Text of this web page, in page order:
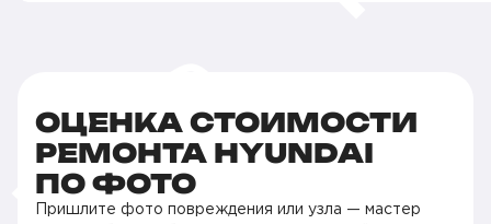
ОЦЕНКА СТОИМОСТИ
РЕМОНТА HYUNDAI
ПО ФОТО
Пришлите фото повреждения или узла — мастер